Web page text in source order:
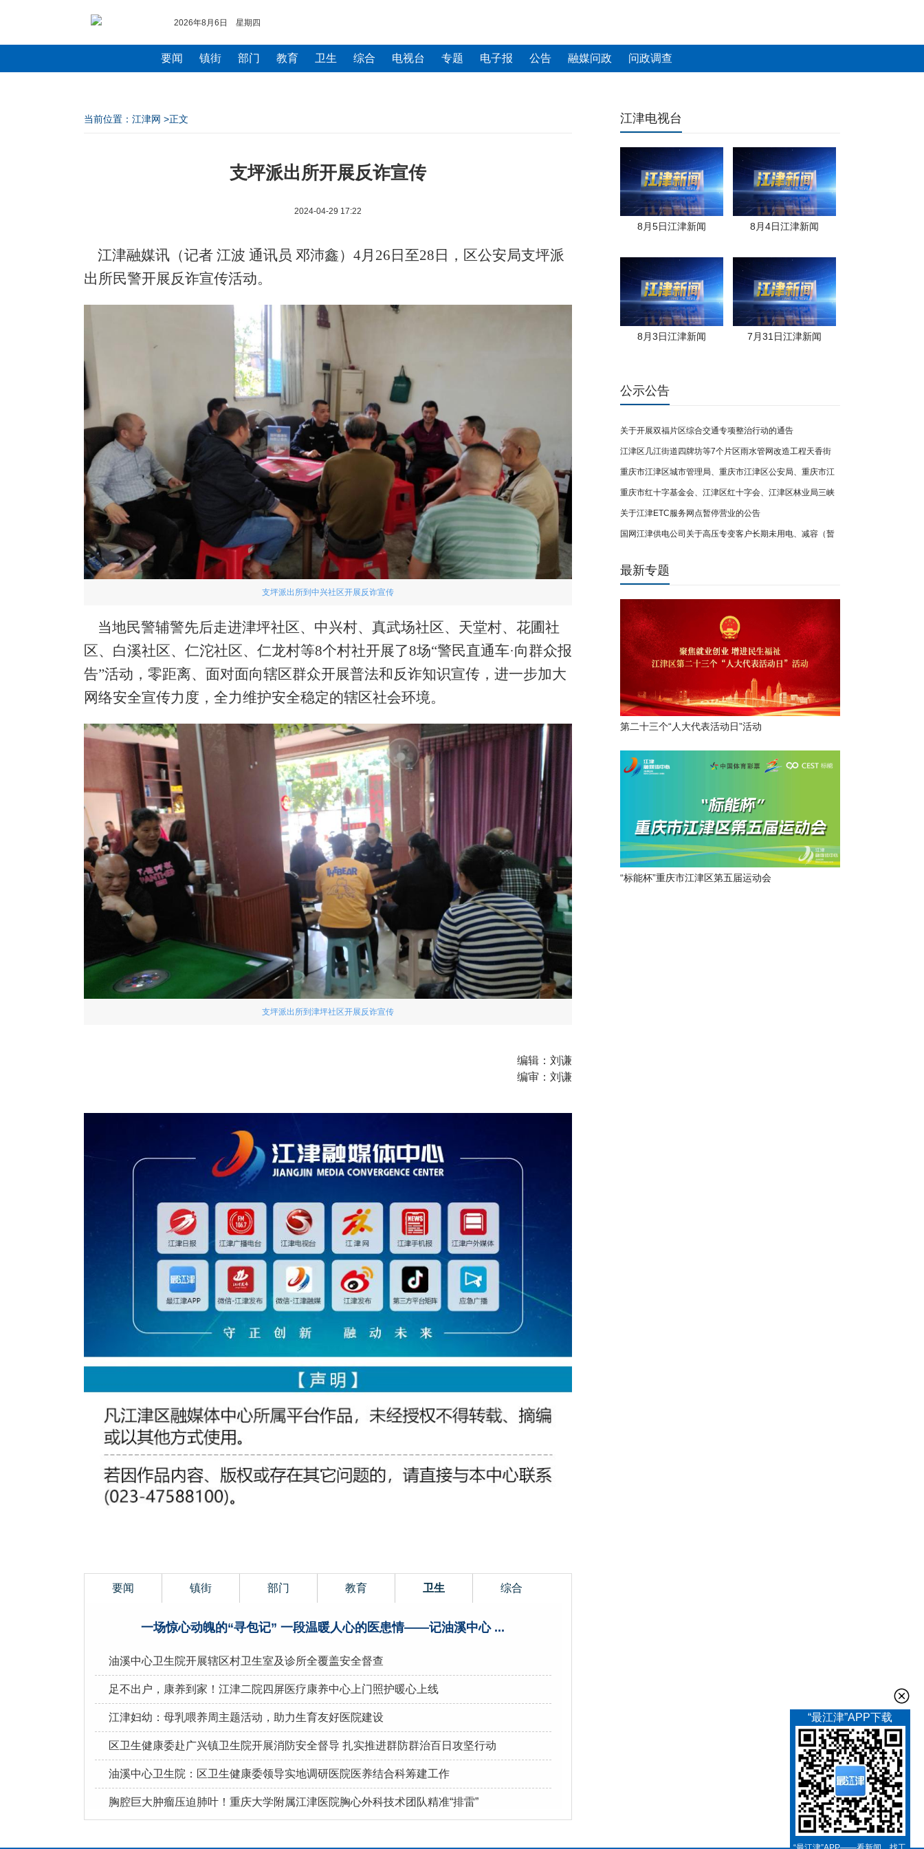
2026年8月6日 星期四
要闻 镇街 部门 教育 卫生 综合 电视台 专题 电子报 公告 融媒问政 问政调查
当前位置： 江津网 >正文
支坪派出所开展反诈宣传
2024-04-29 17:22
江津融媒讯（记者 江波 通讯员 邓沛鑫）4月26日至28日，区公安局支坪派
出所民警开展反诈宣传活动。
支坪派出所到中兴社区开展反诈宣传
当地民警辅警先后走进津坪社区、中兴村、真武场社区、天堂村、花圃社
区、白溪社区、仁沱社区、仁龙村等8个村社开展了8场“警民直通车·向群众报
告”活动，零距离、面对面向辖区群众开展普法和反诈知识宣传，进一步加大
网络安全宣传力度，全力维护安全稳定的辖区社会环境。
支坪派出所到津坪社区开展反诈宣传
编辑：刘谦
编审：刘谦
要闻 镇街 部门 教育 卫生 综合
一场惊心动魄的“寻包记” 一段温暖人心的医患情——记油溪中心 ...
油溪中心卫生院开展辖区村卫生室及诊所全覆盖安全督查
足不出户，康养到家！江津二院四屏医疗康养中心上门照护暖心上线
江津妇幼：母乳喂养周主题活动，助力生育友好医院建设
区卫生健康委赴广兴镇卫生院开展消防安全督导 扎实推进群防群治百日攻坚行动
油溪中心卫生院：区卫生健康委领导实地调研医院医养结合科筹建工作
胸腔巨大肿瘤压迫肺叶！重庆大学附属江津医院胸心外科技术团队精准“排雷”
江津电视台
8月5日江津新闻 8月4日江津新闻
8月3日江津新闻 7月31日江津新闻
公示公告
关于开展双福片区综合交通专项整治行动的通告
江津区几江街道四牌坊等7个片区雨水管网改造工程天香街
（南门路-卞家厅街段）临时交通管制通告
重庆市江津区城市管理局、重庆市江津区公安局、重庆市江
津区双福街道办事处关于开展共享电单车联合整治行动的公
告
重庆市红十字基金会、江津区红十字会、江津区林业局三峡
库尾防灾屏障计划公益项目募捐倡议
关于江津ETC服务网点暂停营业的公告
国网江津供电公司关于高压专变客户长期未用电、减容（暂
最新专题
第二十三个“人大代表活动日”活动
“标能杯”重庆市江津区第五届运动会
“最江津”APP下载